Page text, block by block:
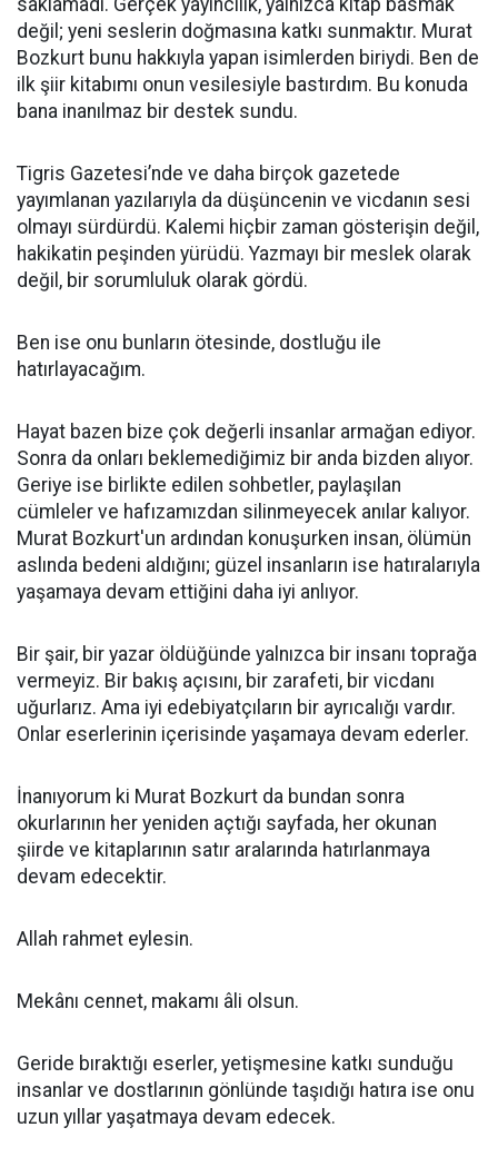
saklamadı. Gerçek yayıncılık, yalnızca kitap basmak
değil; yeni seslerin doğmasına katkı sunmaktır. Murat
Bozkurt bunu hakkıyla yapan isimlerden biriydi. Ben de
ilk şiir kitabımı onun vesilesiyle bastırdım. Bu konuda
bana inanılmaz bir destek sundu.
Tigris Gazetesi’nde ve daha birçok gazetede
yayımlanan yazılarıyla da düşüncenin ve vicdanın sesi
olmayı sürdürdü. Kalemi hiçbir zaman gösterişin değil,
hakikatin peşinden yürüdü. Yazmayı bir meslek olarak
değil, bir sorumluluk olarak gördü.
Ben ise onu bunların ötesinde, dostluğu ile
hatırlayacağım.
Hayat bazen bize çok değerli insanlar armağan ediyor.
Sonra da onları beklemediğimiz bir anda bizden alıyor.
Geriye ise birlikte edilen sohbetler, paylaşılan
cümleler ve hafızamızdan silinmeyecek anılar kalıyor.
Murat Bozkurt'un ardından konuşurken insan, ölümün
aslında bedeni aldığını; güzel insanların ise hatıralarıyla
yaşamaya devam ettiğini daha iyi anlıyor.
Bir şair, bir yazar öldüğünde yalnızca bir insanı toprağa
vermeyiz. Bir bakış açısını, bir zarafeti, bir vicdanı
uğurlarız. Ama iyi edebiyatçıların bir ayrıcalığı vardır.
Onlar eserlerinin içerisinde yaşamaya devam ederler.
İnanıyorum ki Murat Bozkurt da bundan sonra
okurlarının her yeniden açtığı sayfada, her okunan
şiirde ve kitaplarının satır aralarında hatırlanmaya
devam edecektir.
Allah rahmet eylesin.
Mekânı cennet, makamı âli olsun.
Geride bıraktığı eserler, yetişmesine katkı sunduğu
insanlar ve dostlarının gönlünde taşıdığı hatıra ise onu
uzun yıllar yaşatmaya devam edecek.